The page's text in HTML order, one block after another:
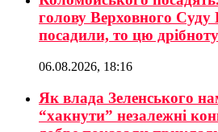
голову Верховного Суду
посадили, то цю
06.08.2026, 18:16
Як влада Зеленського
“хакнути” незалежні